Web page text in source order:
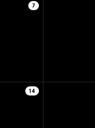
7
14